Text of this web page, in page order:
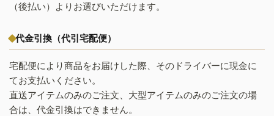
（後払い）よりお選びいただけます。
代金引換（代引宅配便）
宅配便により商品をお届けした際、そのドライバーに現金に
てお支払いください。
直送アイテムのみのご注文、大型アイテムのみのご注文の場
合は、代金引換はできません。